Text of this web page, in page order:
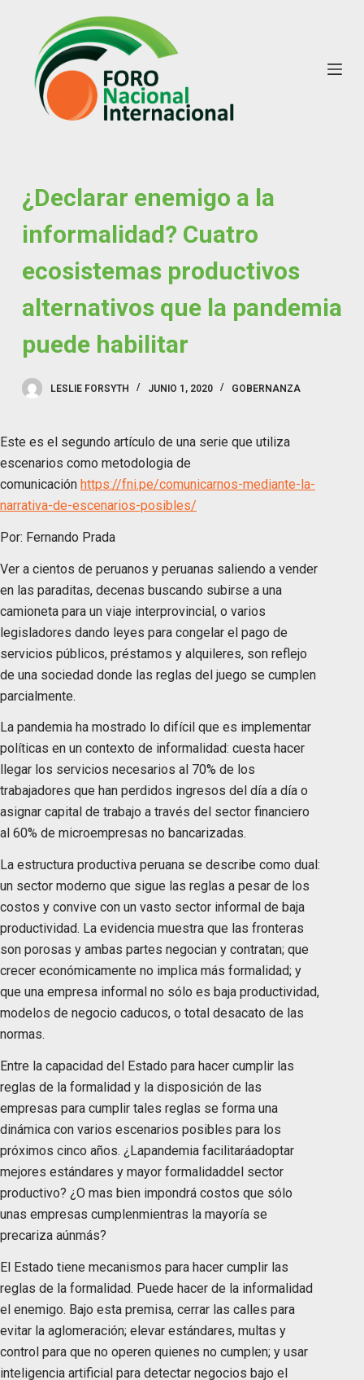
¿Declarar enemigo a la
informalidad? Cuatro
ecosistemas productivos
alternativos que la pandemia
puede habilitar
LESLIE FORSYTH JUNIO 1, 2020 GOBERNANZA
Este es el segundo artículo de una serie que utiliza
escenarios como metodologia de
comunicación https://fni.pe/comunicarnos-mediante-la-
narrativa-de-escenarios-posibles/
Por: Fernando Prada
Ver a cientos de peruanos y peruanas saliendo a vender
en las paraditas, decenas buscando subirse a una
camioneta para un viaje interprovincial, o varios
legisladores dando leyes para congelar el pago de
servicios públicos, préstamos y alquileres, son reflejo
de una sociedad donde las reglas del juego se cumplen
parcialmente.
La pandemia ha mostrado lo difícil que es implementar
políticas en un contexto de informalidad: cuesta hacer
llegar los servicios necesarios al 70% de los
trabajadores que han perdidos ingresos del día a día o
asignar capital de trabajo a través del sector financiero
al 60% de microempresas no bancarizadas.
La estructura productiva peruana se describe como dual:
un sector moderno que sigue las reglas a pesar de los
costos y convive con un vasto sector informal de baja
productividad. La evidencia muestra que las fronteras
son porosas y ambas partes negocian y contratan; que
crecer económicamente no implica más formalidad; y
que una empresa informal no sólo es baja productividad,
modelos de negocio caducos, o total desacato de las
normas.
Entre la capacidad del Estado para hacer cumplir las
reglas de la formalidad y la disposición de las
empresas para cumplir tales reglas se forma una
dinámica con varios escenarios posibles para los
próximos cinco años. ¿Lapandemia facilitaráadoptar
mejores estándares y mayor formalidaddel sector
productivo? ¿O mas bien impondrá costos que sólo
unas empresas cumplenmientras la mayoría se
precariza aúnmás?
El Estado tiene mecanismos para hacer cumplir las
reglas de la formalidad. Puede hacer de la informalidad
el enemigo. Bajo esta premisa, cerrar las calles para
evitar la aglomeración; elevar estándares, multas y
control para que no operen quienes no cumplen; y usar
inteligencia artificial para detectar negocios bajo el